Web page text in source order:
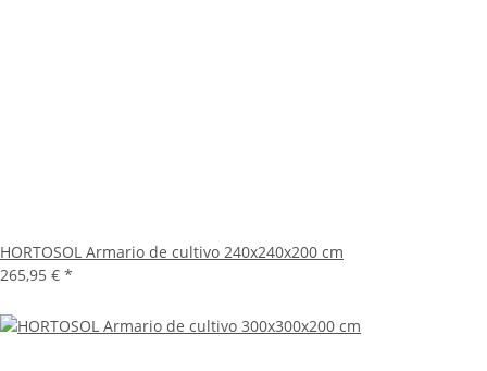
HORTOSOL Armario de cultivo 240x240x200 cm
265,95 € *